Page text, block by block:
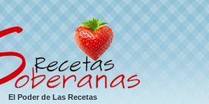
El Poder de Las Recetas